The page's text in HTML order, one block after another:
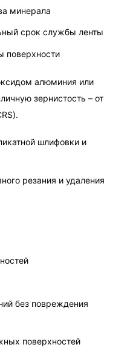
минерала
срок службы ленты
поверхности
алюминия или
зернистость – от
шлифовки и
резания и удаления
без повреждения
поверхностей